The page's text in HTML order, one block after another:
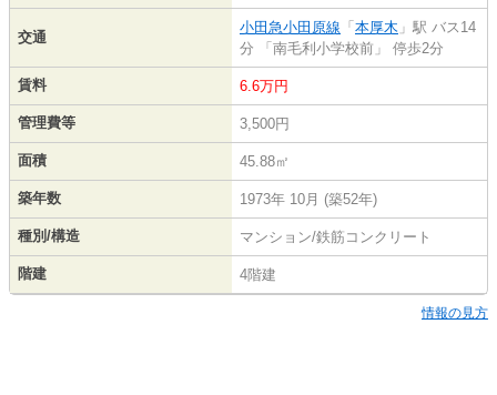
交通
小田急小田原線 「 本厚木 」駅 バス14
分 「南毛利小学校前」 停歩2分
賃料 6.6万円
管理費等 3,500円
面積 45.88㎡
築年数 1973年 10月 (築52年)
種別/構造 マンション/鉄筋コンクリート
階建 4階建
情報の見方